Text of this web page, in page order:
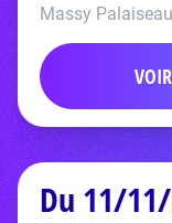
Massy
Du 11/